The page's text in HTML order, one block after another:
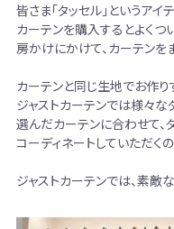
皆さま「タッセル」というアイ
カーテンを購入するとよくつ
房かけにかけて、カーテンを
カーテンと同じ生地でお作り
ジャストカーテンでは様々な
選んだカーテンに合わせて、
コーディネートしていただく
ジャストカーテンでは、素敵